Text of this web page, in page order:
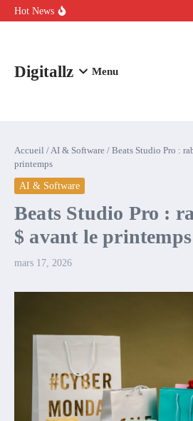
Aller au contenu
Hot News
Comment l’IA simplifie la data de
Digitallz Menu
Accueil /AI & Software / Beats Studio Pro :
printemps
AI & Software
Beats Studio Pro :
$ avant le printemps
mars 17, 2026